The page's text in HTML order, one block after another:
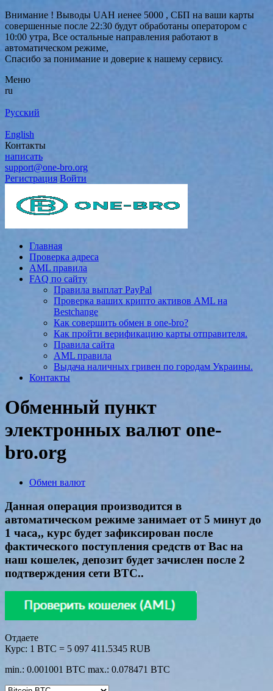
Внимание ! Выводы UAH иенее 5000 , СБП на ваши карты
совершенные после 22:30 будут обработаны оператором с
10:00 утра, Все остальные направления работают в
автоматическом режиме,
Спасибо за понимание и доверие к нашему сервису.
Меню
ru
Русский
English
Контакты
написать
support@one-bro.org
Регистрация Войти
Главная
Проверка адреса
AML правила
FAQ по сайту
Правила выплат PayPal
Проверка ваших крипто активов AML на
Bestchange
Как совершить обмен в one-bro?
Как пройти верификацию карты отправителя.
Правила сайта
AML правила
Выдача наличных гривен по городам Украины.
Контакты
Обменный пункт
электронных валют one-
bro.org
Обмен валют
Данная операция производится в
автоматическом режиме занимает от 5 минут до
1 часа,, курс будет зафиксирован после
фактического поступления средств от Вас на
наш кошелек, депозит будет зачислен после 2
подтверждения сети BTC..
Отдаете
Курс: 1 BTC = 5 097 411.5345 RUB
min.: 0.001001 BTC max.: 0.078471 BTC